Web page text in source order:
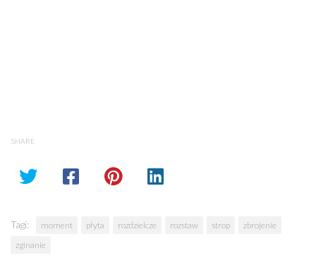
SHARE
Tagi: moment płyta rozdzielcze rozstaw strop
zbrojenie
zginanie